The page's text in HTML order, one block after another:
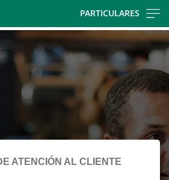
main
contentt
PARTICULARES
ATENCIÓN AL CLIENTE